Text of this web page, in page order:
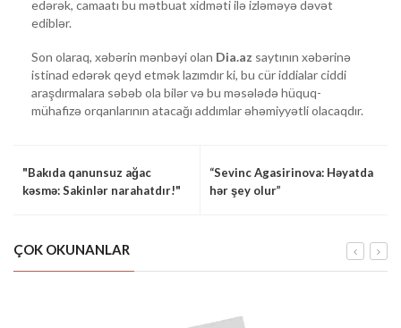
edərək, camaatı bu mətbuat xidməti ilə izləməyə dəvət
ediblər.
Son olaraq, xəbərin mənbəyi olan Dia.az saytının xəbərinə
istinad edərək qeyd etmək lazımdır ki, bu cür iddialar ciddi
araşdırmalara səbəb ola bilər və bu məsələdə hüquq-
mühafizə orqanlarının atacağı addımlar əhəmiyyətli olacaqdır.
"Bakıda qanunsuz ağac
kəsmə: Sakinlər narahatdır!"
“Sevinc Agasirinova: Həyatda
hər şey olur”
ÇOK OKUNANLAR